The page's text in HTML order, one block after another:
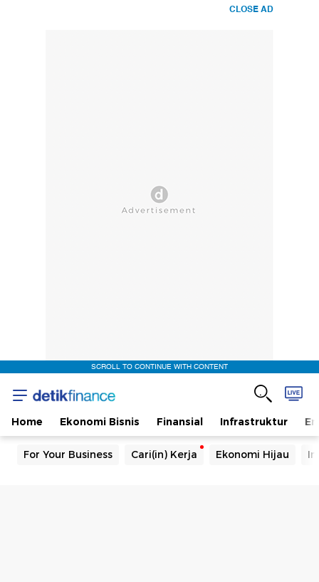
CLOSE AD
SCROLL TO CONTINUE WITH CONTENT
Home Ekonomi Bisnis Finansial Infrastruktur
For Your Business Cari(in) Kerja Ekonomi Hijau